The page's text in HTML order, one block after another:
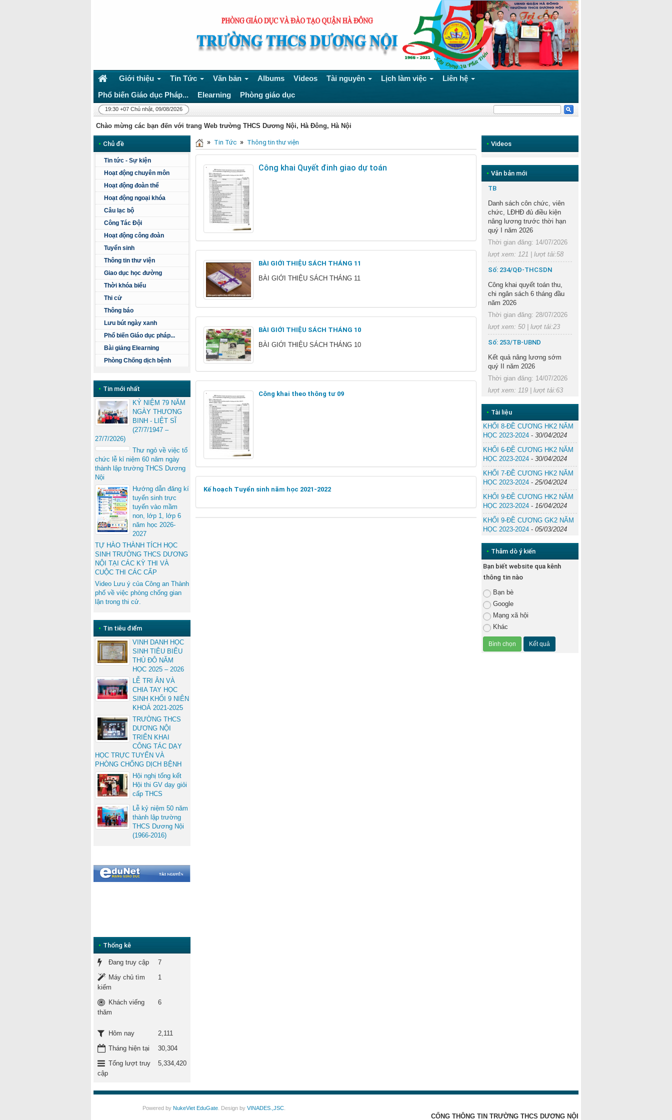
Giới thiệu Tin Tức Văn bản Albums Videos Tài nguyên Lịch làm việc
Liên hệ
Phổ biến Giáo dục Pháp...
Elearning Phòng giáo dục
19:30 +07 Chủ nhật, 09/08/2026
Chào mừng các bạn đến với trang Web trường THCS Dương Nội, Hà Đông, Hà Nội
» Tin Tức » Thông tin thư viện
​​Công khai Quyết đinh giao dự toán
BÀI GIỚI THIỆU SÁCH THÁNG 11
BÀI GIỚI THIỆU SÁCH THÁNG 11
BÀI GIỚI THIỆU SÁCH THÁNG 10
BÀI GIỚI THIỆU SÁCH THÁNG 10
Công khai theo thông tư 09
Kế hoạch Tuyển sinh năm học 2021-2022
• Videos
• Văn bản mới
TB
Danh sách côn chức, viên
chức, LĐHĐ đủ điều kiện
nâng lương trước thời hạn
quý I năm 2026
Thời gian đăng: 14/07/2026
lượt xem: 121 | lượt tải:58
Số: 234/QĐ-THCSDN
Công khai quyết toán thu,
chi ngân sách 6 tháng đầu
năm 2026
Thời gian đăng: 28/07/2026
lượt xem: 50 | lượt tải:23
Số: 253/TB-UBND
Kết quả nâng lương sớm
quý II năm 2026
Thời gian đăng: 14/07/2026
lượt xem: 119 | lượt tải:63
• Tài liệu
KHỐI 8-ĐỀ CƯƠNG HK2 NĂM
HỌC 2023-2024- 30/04/2024
KHỐI 6-ĐỀ CƯƠNG HK2 NĂM
HỌC 2023-2024- 30/04/2024
KHỐI 7-ĐỀ CƯƠNG HK2 NĂM
HỌC 2023-2024- 25/04/2024
KHỐI 9-ĐỀ CƯƠNG HK2 NĂM
HỌC 2023-2024- 16/04/2024
KHỐI 9-ĐỀ CƯƠNG GK2 NĂM
HỌC 2023-2024- 05/03/2024
• Thăm dò ý kiến
Bạn biết website qua kênh
thông tin nào
Bạn bè
Google
Mạng xã hội
Khác
• Chủ đề
Tin tức - Sự kiện
Hoạt động chuyên môn
Hoạt động đoàn thể
Hoạt động ngoại khóa
Câu lạc bộ
Công Tác Đội
Hoạt động công đoàn
Tuyển sinh
Thông tin thư viện
Giao dục học đường
Thời khóa biểu
Thi cử
Thông báo
Lưu bút ngày xanh
Phổ biến Giáo dục pháp...
Bài giảng Elearning
Phòng Chống dịch bệnh
• Tin mới nhất
KỶ NIỆM 79 NĂM
NGÀY THƯƠNG
BINH - LIỆT SĨ
(27/7/1947 –
27/7/2026)
Thư ngỏ về việc tổ
chức lễ kỉ niệm 60 năm ngày
thành lập trường THCS Dương
Nội
Hướng dẫn đăng kí
tuyển sinh trực
tuyến vào mầm
non, lớp 1, lớp 6
năm học 2026-
2027
TỰ HÀO THÀNH TÍCH HỌC
SINH TRƯỜNG THCS DƯƠNG
NỘI TẠI CÁC KỲ THI VÀ
CUỘC THI CÁC CẤP
Video Lưu ý của Công an Thành
phố về việc phòng chống gian
lận trong thi cử.
• Tin tiêu điểm
VINH DANH HỌC
SINH TIÊU BIỂU
THỦ ĐÔ NĂM
HỌC 2025 – 2026
LỄ TRI ÂN VÀ
CHIA TAY HỌC
SINH KHỐI 9 NIÊN
KHOÁ 2021-2025
TRƯỜNG THCS
DƯƠNG NỘI
TRIỂN KHAI
CÔNG TÁC DẠY
HỌC TRỰC TUYẾN VÀ
PHÒNG CHỐNG DỊCH BỆNH
Hội nghị tổng kết
Hội thi GV dạy giỏi
cấp THCS
Lễ kỷ niệm 50 năm
thành lập trường
THCS Dương Nội
(1966-2016)
• Thống kê
Đang truy cập
7
Máy chủ tìm
kiếm
1
Khách viếng
thăm
6
Hôm nay
2,111
Tháng hiện tại
30,304
Tổng lượt truy
cập
5,334,420
Powered by NukeViet EduGate . Design by VINADES.,JSC
CỔNG THÔNG TIN TRƯỜNG THCS DƯƠNG NỘI